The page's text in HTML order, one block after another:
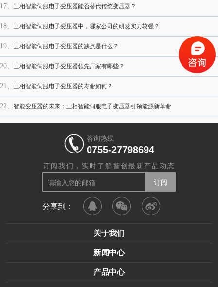
17、 三相智能伺服电子变压器能否替代传统变压器？
18、 三相智能伺服电子变压器中，哪家公司的研发实力较强？
19、 三相智能伺服电子变压器的缺点是什么？
20、 三相智能伺服电子变压器领先厂家有哪些？
21、 三相智能伺服电子变压器的寿命如何？
22、 智能变压器的未来：三相智能伺服电子变压器引领能源新革命
咨询热线
0755-27798694
订阅我们，实时了解智创最新产品动态
分享到：
关于我们
新闻中心
产品中心